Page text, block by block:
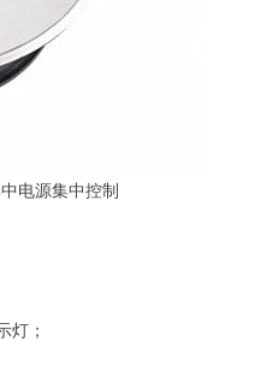
电源集中控制
灯；